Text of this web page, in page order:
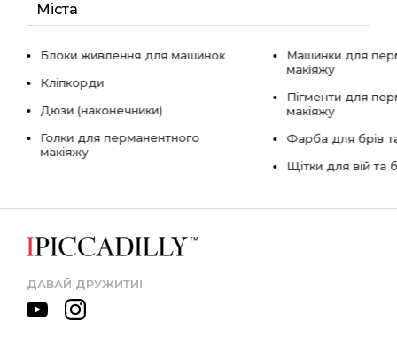
Міста
Блоки живлення для машинок
Кліпкорди
Дюзи (наконечники)
Голки для перманентного
макіяжу
Машинки для
макіяжу
Пігменти для
макіяжу
Фарба для брів
Щітки для вій та
ДАВАЙ ДРУЖИТИ!